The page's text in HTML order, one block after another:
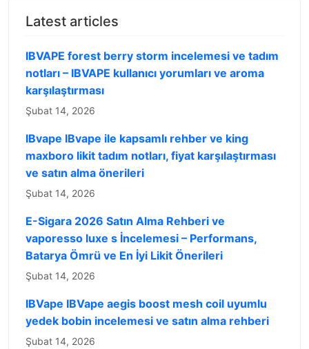
Latest articles
IBVAPE forest berry storm incelemesi ve tadım
notları – IBVAPE kullanıcı yorumları ve aroma
karşılaştırması
Şubat 14, 2026
IBvape IBvape ile kapsamlı rehber ve king
maxboro likit tadım notları, fiyat karşılaştırması
ve satın alma önerileri
Şubat 14, 2026
E-Sigara 2026 Satın Alma Rehberi ve
vaporesso luxe s İncelemesi – Performans,
Batarya Ömrü ve En İyi Likit Önerileri
Şubat 14, 2026
IBVape IBVape aegis boost mesh coil uyumlu
yedek bobin incelemesi ve satın alma rehberi
Şubat 14, 2026